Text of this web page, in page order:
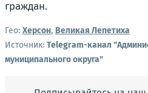
граждан.
Гео: Херсон, Великая Лепетиха
Источник: Telegram-канал
муниципального округа"